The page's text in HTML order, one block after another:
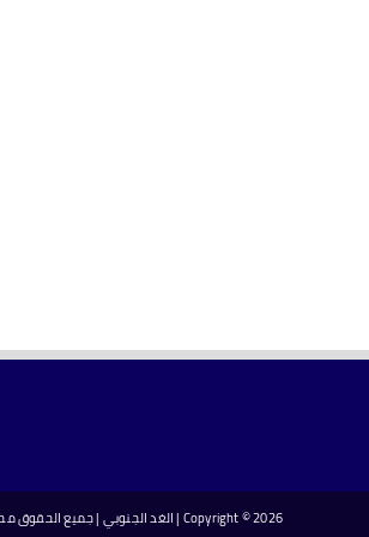
Copyright ©2026 | الغد الجنوبي | جميع الحقوق محفوظة